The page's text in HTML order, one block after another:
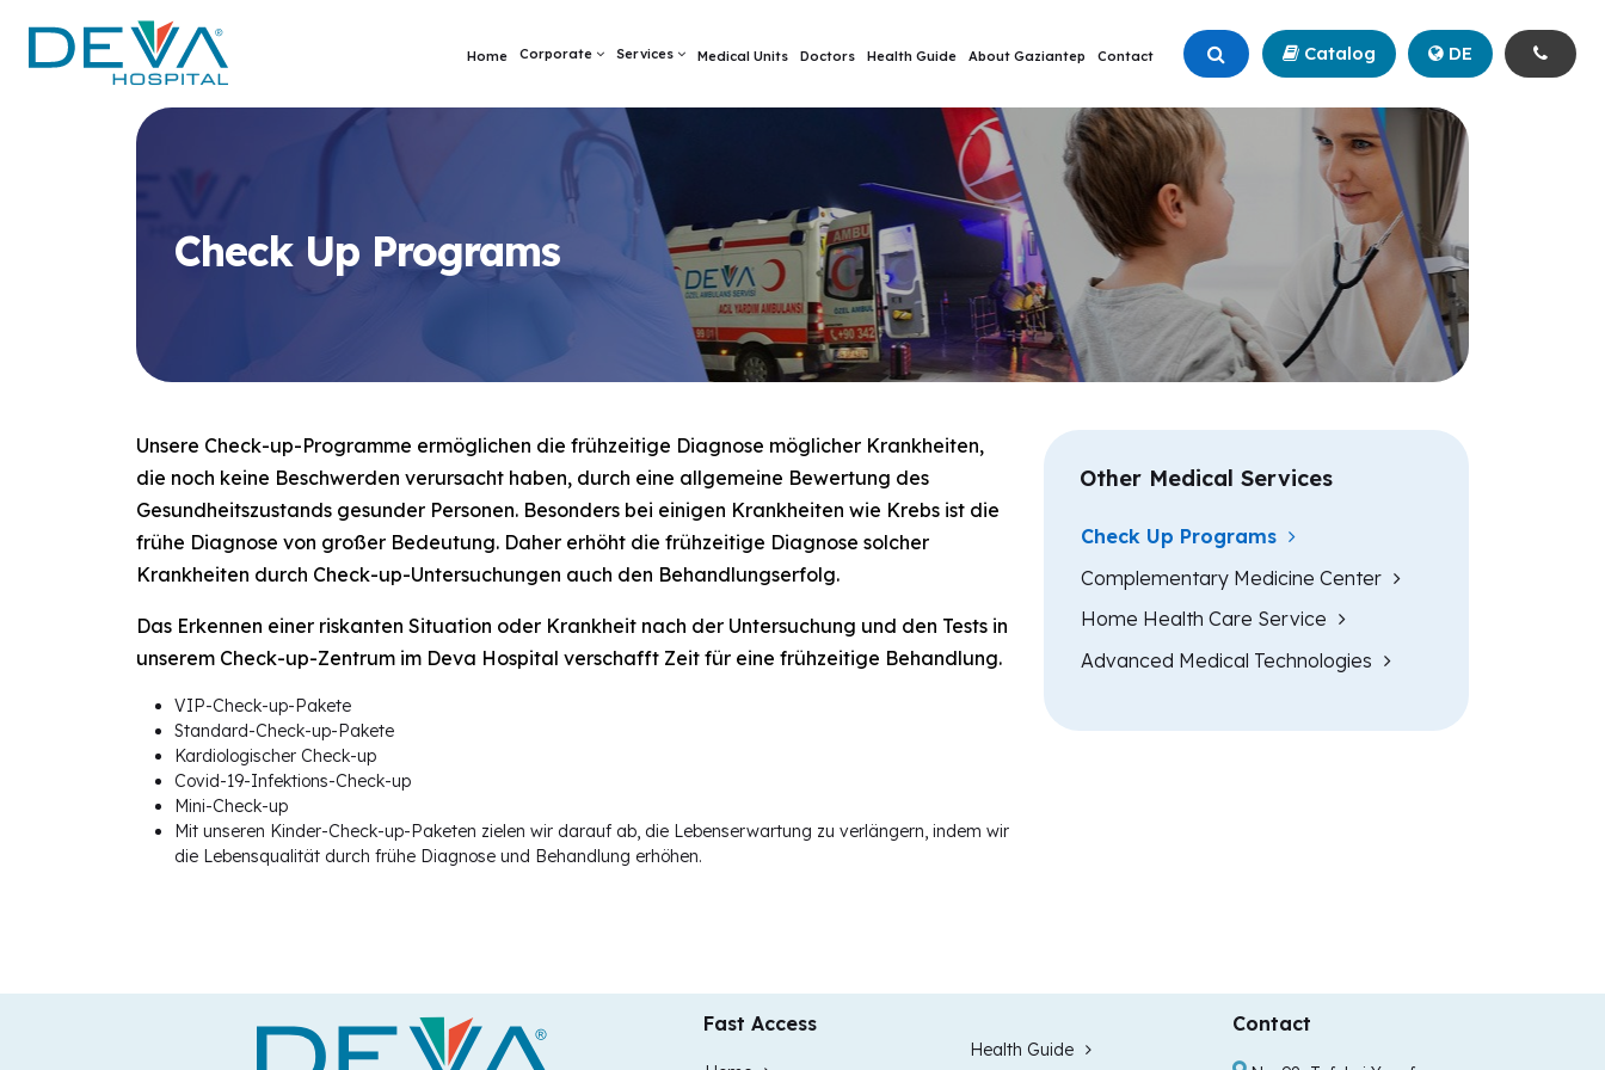
Home Corporate Services Medical Units Doctors Health Guide About Gaziantep Contact Catalog DE
+90 (342) 211 99 00
Check Up Programs
Unsere Check-up-Programme ermöglichen die frühzeitige Diagnose möglicher Krankheiten,
die noch keine Beschwerden verursacht haben, durch eine allgemeine Bewertung des
Gesundheitszustands gesunder Personen. Besonders bei einigen Krankheiten wie Krebs ist die
frühe Diagnose von großer Bedeutung. Daher erhöht die frühzeitige Diagnose solcher
Krankheiten durch Check-up-Untersuchungen auch den Behandlungserfolg.
Das Erkennen einer riskanten Situation oder Krankheit nach der Untersuchung und den Tests in
unserem Check-up-Zentrum im Deva Hospital verschafft Zeit für eine frühzeitige Behandlung.
VIP-Check-up-Pakete
Standard-Check-up-Pakete
Kardiologischer Check-up
Covid-19-Infektions-Check-up
Mini-Check-up
Mit unseren Kinder-Check-up-Paketen zielen wir darauf ab, die Lebenserwartung zu verlängern, indem wir
die Lebensqualität durch frühe Diagnose und Behandlung erhöhen.
Other Medical Services
Check Up Programs
Complementary Medicine Center
Home Health Care Service
Advanced Medical Technologies
Fast Access
Health Guide
Contact